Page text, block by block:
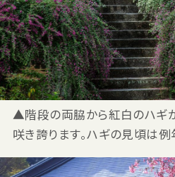
▲階段の両脇から紅白のハギ
咲き誇ります。ハギの見頃は